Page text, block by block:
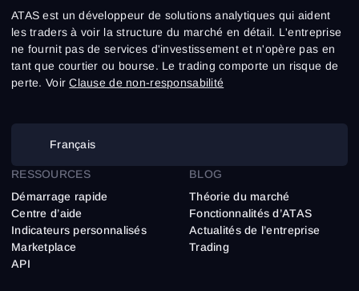
ATAS est un développeur de solutions analytiques qui aident
les traders à voir la structure du marché en détail. L'entreprise
ne fournit pas de services d'investissement et n'opère pas en
tant que courtier ou bourse. Le trading comporte un risque de
perte. VoirClause de non-responsabilité
Français
RESSOURCES
Démarrage rapide
Centre d’aide
Indicateurs personnalisés
Marketplace
API
BLOG
Théorie du marché
Fonctionnalités d’ATAS
Actualités de l’entreprise
Trading